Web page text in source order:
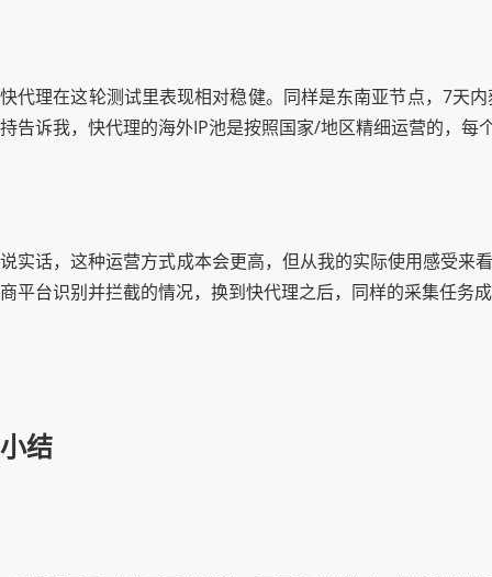
快代理在这轮测试里表现相对稳健。同样是东南亚节点，7天
持告诉我，快代理的海外IP池是按照国家/地区精细运营的，
说实话，这种运营方式成本会更高，但从我的实际使用感受来
商平台识别并拦截的情况，换到快代理之后，同样的采集任务
小结